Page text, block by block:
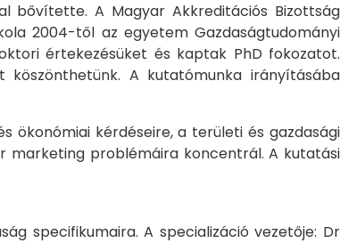
bővítette. A Magyar Akkreditációs Bizottság
2004-től az egyetem Gazdaságtudományi
értekezésüket és kaptak PhD fokozatot.
A kutatómunka irányításába
ökonómiai kérdéseire, a területi és gazdasági
marketing problémáira koncentrál. A kutatási
specifikumaira. A specializáció vezetője: Dr